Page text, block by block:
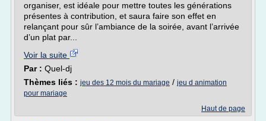
organiser, est idéale pour mettre toutes les générations
présentes à contribution, et saura faire son effet en
relançant pour sûr l’ambiance de la soirée, avant l’arrivée
d’un plat par...
Voir la suite
Par : Quel-dj
Thèmes liés : jeu des 12 mois du mariage / jeu d animation
pour mariage
Haut de page